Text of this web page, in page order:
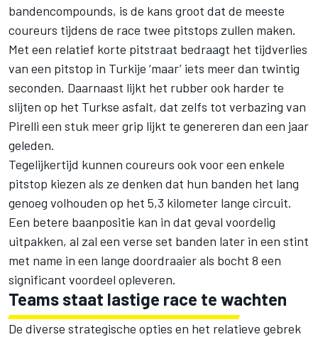
bandencompounds, is de kans groot dat de meeste
coureurs tijdens de race twee pitstops zullen maken.
Met een relatief korte pitstraat bedraagt het tijdverlies
van een pitstop in Turkije ‘maar’ iets meer dan twintig
seconden. Daarnaast lijkt het rubber ook harder te
slijten op het Turkse asfalt, dat zelfs tot verbazing van
Pirelli een stuk meer grip lijkt te genereren dan een jaar
geleden.
Tegelijkertijd kunnen coureurs ook voor een enkele
pitstop kiezen als ze denken dat hun banden het lang
genoeg volhouden op het 5,3 kilometer lange circuit.
Een betere baanpositie kan in dat geval voordelig
uitpakken, al zal een verse set banden later in een stint
met name in een lange doordraaier als bocht 8 een
significant voordeel opleveren.
Teams staat lastige race te wachten
De diverse strategische opties en het relatieve gebrek